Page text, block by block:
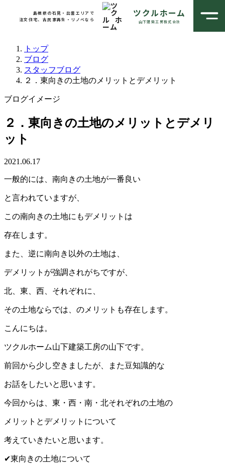
島根県の石見・出雲エリアで
注文住宅、古民家再生・リノベなら
ツクルホーム
山下建築工房株式会社
トップ
ブログ
スタッフブログ
２．東向きの土地のメリットとデメリット
ブログイメージ
２．東向きの土地のメリットとデメリ
ット
2021.06.17
一般的には、南向きの土地が一番良い
と言われていますが、
この南向きの土地にもデメリットは
存在します。
また、逆に南向き以外の土地は、
デメリットが強調されがちですが、
北、東、西、それぞれに、
その土地ならでは、のメリットも存在します。
こんにちは。
ツクルホーム山下建築工房の山下です。
前回から少し空きましたが、また豆知識的な
お話をしたいと思います。
今回からは、東・西・南・北それぞれの土地の
メリットとデメリットについて
考えていきたいと思います。
✔︎東向きの土地について